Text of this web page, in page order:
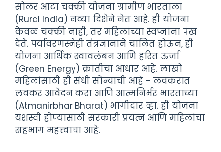
सोलर आटा चक्की योजना ग्रामीण भारताला
(Rural India) नव्या दिशेने नेत आहे. ही योजना
केवळ चक्की नाही, तर महिलांच्या स्वप्नांना पंख
देते. पर्यावरणस्नेही तंत्रज्ञानाने चालित होऊन, ही
योजना आर्थिक स्वावलंबन आणि हरित ऊर्जा
(Green Energy) क्रांतीचा आधार आहे. लाखो
महिलांसाठी ही संधी सोन्याची आहे – लवकरात
लवकर आवेदन करा आणि आत्मनिर्भर भारताच्या
(Atmanirbhar Bharat) भागीदार व्हा. ही योजना
यशस्वी होण्यासाठी सरकारी प्रयत्न आणि महिलांचा
सहभाग महत्त्वाचा आहे.